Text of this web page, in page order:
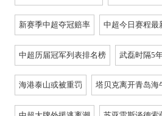
新赛季中超夺冠赔率 中超今日赛程最
中超历届冠军列表排名榜 武磊时隔5
海港泰山或被重罚 塔贝克离开青岛海